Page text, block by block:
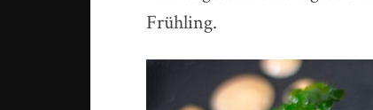
Frühling.